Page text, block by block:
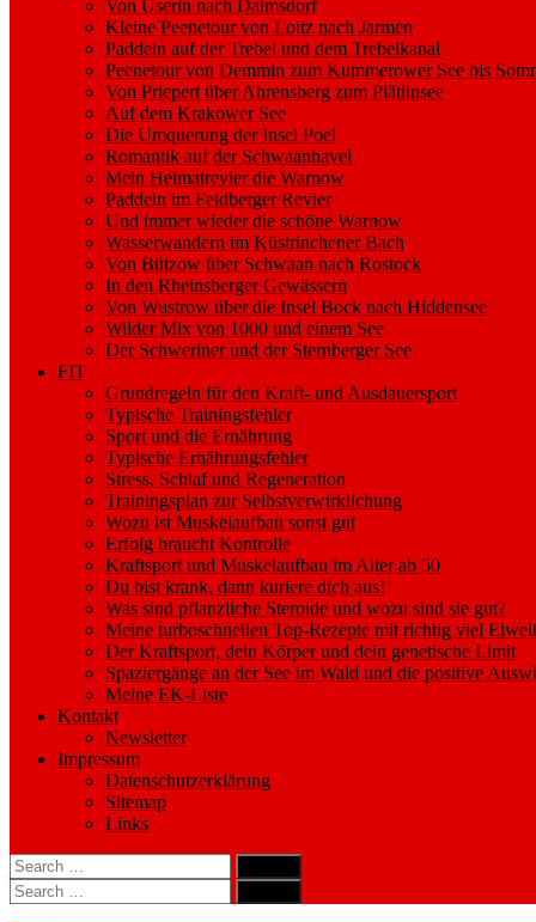
Von Userin nach Dalmsdorf
Kleine Peenetour von Loitz nach Jarmen
Paddeln auf der Trebel und dem Trebelkanal
Peenetour von Demmin zum Kummerower See bis
Von Priepert über Ahrensberg zum Plätlinsee
Auf dem Krakower See
Die Umquerung der Insel Poel
Romantik auf der Schwaanhavel
Mein Heimatrevier die Warnow
Paddeln im Feldberger Revier
Und immer wieder die schöne Warnow
Wasserwandern im Küstrinchener Bach
Von Bützow über Schwaan nach Rostock
In den Rheinsberger Gewässern
Von Wustrow über die Insel Bock nach Hiddensee
Wilder Mix von 1000 und einem See
Der Schweriner und der Sternberger See
FIT
Grundregeln für den Kraft- und Ausdauersport
Typische Trainingsfehler
Sport und die Ernährung
Typische Ernährungsfehler
Stress, Schlaf und Regeneration
Trainingsplan zur Selbstverwirklichung
Wozu ist Muskelaufbau sonst gut
Erfolg braucht Kontrolle
Kraftsport und Muskelaufbau im Alter ab 50
Du bist krank, dann kuriere dich aus!
Was sind pflanzliche Steroide und wozu sind sie gut?
Meine turboschnellen Top-Rezepte mit richtig viel
Der Kraftsport, dein Körper und dein genetische Limit
Spaziergänge an der See im Wald und die positive
Meine EK-Liste
Kontakt
Newsletter
Impressum
Datenschutzerklärung
Sitemap
Links
Search
for:
Search
Search
for:
Search